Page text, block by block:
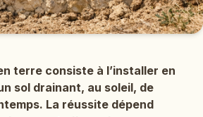
terre consiste à l’installer en
sol drainant, au soleil, de
La réussite dépend